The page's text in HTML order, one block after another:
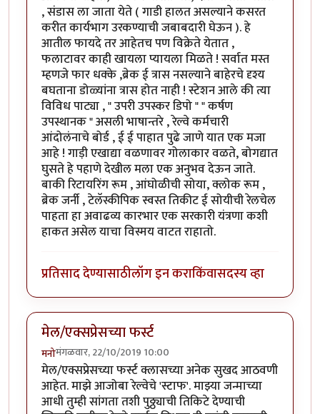
, संडास ला जाता येते ( गाडी हालत असल्याने कसरत
करीत कार्यभाग उरकण्याची जबाबदारी घेऊन ). हे
आतील फायदे तर आहेतच पण विक्रेते येतात ,
फलाटावर काही खायला प्यायला मिळते ! सर्वात मस्त
म्हणजे फार धक्के ,ब्रेक ई त्रास नसल्याने बाहेरचे दृश्य
बघताना डोळ्यांना त्रास होत नाही ! स्टेशन आले की त्या
विविध पाट्या , " उपरी उपस्कर डिपो " " कर्षण
उपस्थानक " असली भाषान्तरे , रेल्वे कर्मचारी
आंदोलंनाचे बोर्ड , ई ई पाहात पुढे जाणे यात एक मजा
आहे ! गाड़ी एखाद्या वळणावर गोलाकार वळते, बोगद्यात
घुसते हे पहाणे देखील मला एक अनुभव देऊन जाते.
बाकी रिटायरिंग रूम , आंघोळीची सोया, क्लोक रूम ,
ब्रेक जर्नी , टेलॅस्कीपिक स्वस्त तिकीट ई सोयीची रेलचेल
पाहता हा अवाढव्य कारभार एक सरकारी यंत्रणा कशी
हाकत असेल याचा विस्मय वाटत राहातो.
प्रतिसाद देण्यासाठीलॉग इन कराकिंवासदस्य व्हा
मेल/एक्सप्रेसच्या फर्स्ट
मनोमंगळवार, 22/10/2019 10:00
मेल/एक्सप्रेसच्या फर्स्ट क्लासच्या अनेक सुखद आठवणी
आहेत. माझे आजोबा रेल्वेचे 'स्टाफ'. माझ्या जन्माच्या
आधी तुम्ही सांगता तशी पुठ्ठ्याची तिकिटे देण्याची